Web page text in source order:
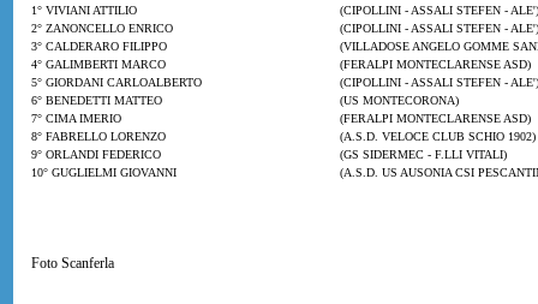
1° VIVIANI ATTILIO
(CIPOLLINI - ASSALI STEFEN - ALE')
2° ZANONCELLO ENRICO
(CIPOLLINI - ASSALI STEFEN - ALE')
3° CALDERARO FILIPPO
(VILLADOSE ANGELO GOMME
4° GALIMBERTI MARCO
(FERALPI MONTECLARENSE ASD)
5° GIORDANI CARLOALBERTO
(CIPOLLINI - ASSALI STEFEN - ALE')
6° BENEDETTI MATTEO
(US MONTECORONA)
7° CIMA IMERIO
(FERALPI MONTECLARENSE ASD)
8° FABRELLO LORENZO
(A.S.D. VELOCE CLUB SCHIO 1902)
9° ORLANDI FEDERICO
(GS SIDERMEC - F.LLI VITALI)
10° GUGLIELMI GIOVANNI
(A.S.D. US AUSONIA CSI
Foto Scanferla